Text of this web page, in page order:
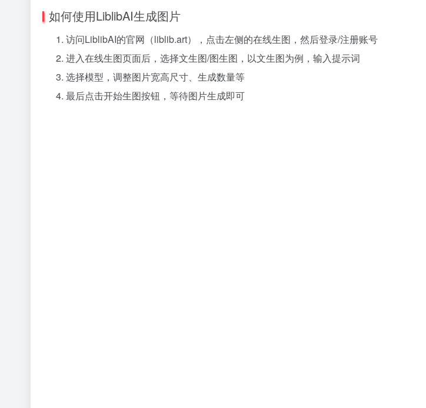
如何使用LiblibAI生成图片
访问LiblibAI的官网（liblib.art），点击左侧的在线生图，然后登录/注册账号
进入在线生图页面后，选择文生图/图生图，以文生图为例，输入提示词
选择模型，调整图片宽高尺寸、生成数量等
最后点击开始生图按钮，等待图片生成即可